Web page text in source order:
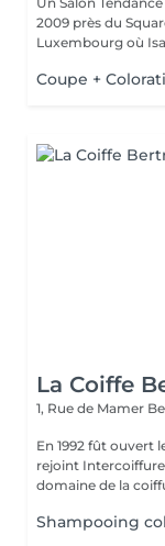
2009 près du
Luxembourg où
Coupe +
La Coiffe
1, Rue de Mamer
En 1992 fût ouvert le
rejoint
domaine de la
Shampooing